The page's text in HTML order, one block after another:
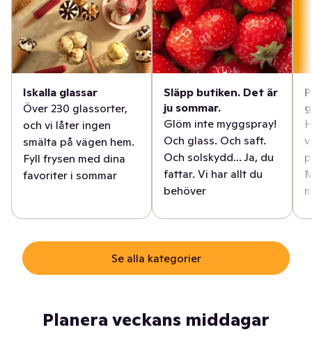
Iskalla glassar
Över 230 glassorter,
och vi låter ingen
smälta på vägen hem.
Fyll frysen med dina
favoriter i sommar
Släpp butiken. Det är
ju sommar.
Glöm inte myggspray!
Och glass. Och saft.
Och solskydd... Ja, du
fattar. Vi har allt du
behöver
Se alla kategorier
Planera veckans middagar